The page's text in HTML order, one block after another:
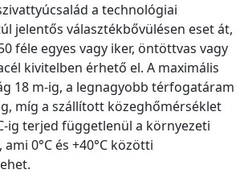
a technológiai
jelentős választékbővülésen eset át,
féle egyes vagy iker, öntöttvas vagy
kivitelben érhető el. A maximális
18 m-ig, a legnagyobb térfogatáram
míg a szállított közeghőmérséklet
ig terjed függetlenül a környezeti
0°C és +40°C közötti